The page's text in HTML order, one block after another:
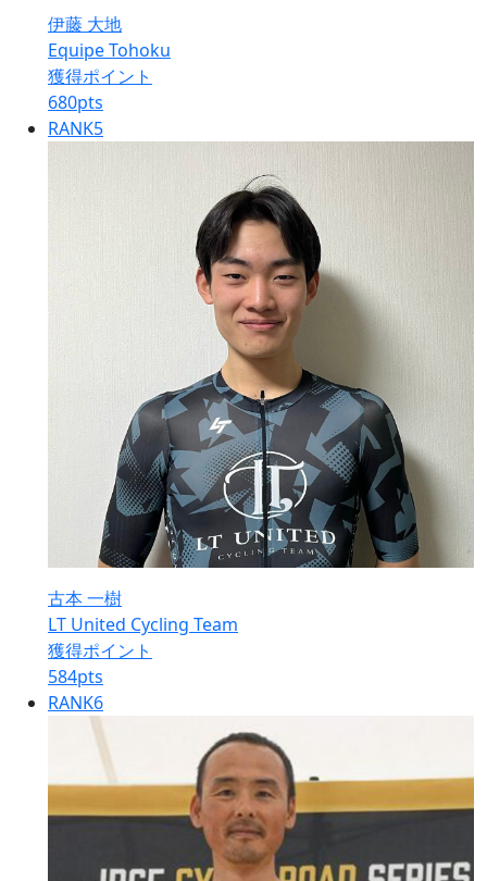
伊藤 大地
Equipe Tohoku
獲得ポイント
680pts
RANK5
古本 一樹
LT United Cycling Team
獲得ポイント
584pts
RANK6